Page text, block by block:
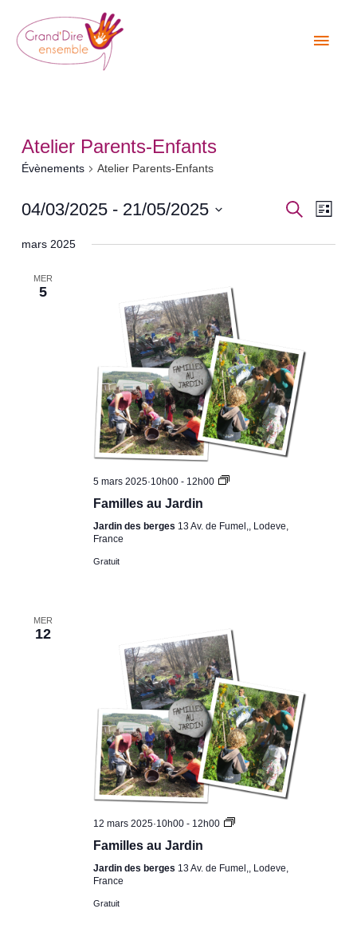
contenu
Atelier Parents-Enfants
Évènements Atelier Parents-Enfants
Recherche
vues
Liste
04/03/2025 - 21/05/2025
date.
mars 2025
MER
5
5 mars 2025·10h00- 12h00
Familles
Familles au Jardin
Jardin des berges 13 Av. de Fumel,, Lodeve,
France
Gratuit
MER
12
12 mars 2025·10h00- 12h00
Familles
Familles au Jardin
Jardin des berges 13 Av. de Fumel,, Lodeve,
France
Gratuit